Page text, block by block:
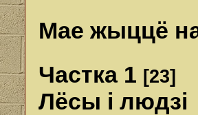
Мае жыццё
Частка 1 [23]
Лёсы і людзі